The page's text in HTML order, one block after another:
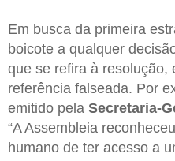
Em busca da primeira
boicote a qualquer
que se refira à resolução,
referência falseada. Por
emitido pela Secretaria-
“A Assembleia
humano de ter acesso a